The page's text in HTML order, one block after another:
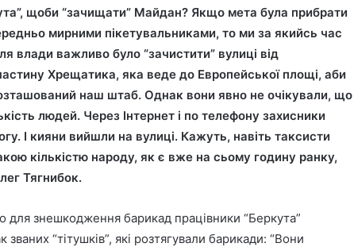
щоби “зачищати” Майдан? Якщо мета була прибрати
мирними пікетувальниками, то ми за якийсь час
влади важливо було “зачистити” вулиці від
Хрещатика, яка веде до Европейської площі, аби
наш штаб. Однак вони явно не очікували, що
людей. Через Інтернет і по телефону захисники
І кияни вийшли на вулиці. Кажуть, навіть таксисти
кількістю народу, як є вже на сьому годину ранку,
Тягнибок.
знешкодження барикад працівники “Беркута”
званих “тітушків”, які розтягували барикади: “Вони